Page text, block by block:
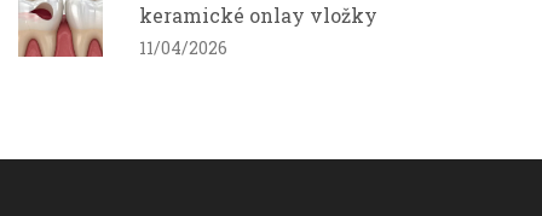
keramické onlay vložky
11/04/2026